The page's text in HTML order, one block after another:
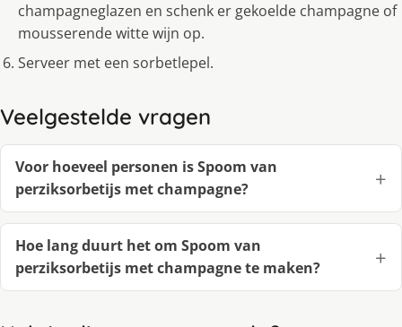
champagneglazen en schenk er gekoelde champagne of
mousserende witte wijn op.
Serveer met een sorbetlepel.
Veelgestelde vragen
Voor hoeveel personen is Spoom van
perziksorbetijs met champagne?
Hoe lang duurt het om Spoom van
perziksorbetijs met champagne te maken?